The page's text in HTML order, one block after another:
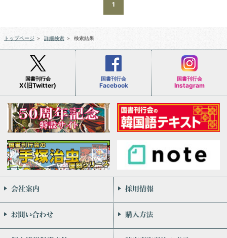
1
トップページ ＞ 詳細検索 ＞ 検索結果
国書刊行会
X(旧Twitter)
国書刊行会
Facebook
国書刊行会
Instagram
会社案内
お問い合わせ
個人情報保護方針